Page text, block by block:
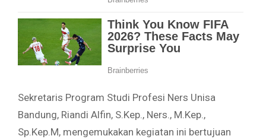
Sekretaris Program Studi Profesi Ners Unisa
Bandung, Riandi Alfin, S.Kep., Ners., M.Kep.,
Sp.Kep.M, mengemukakan kegiatan ini bertujuan